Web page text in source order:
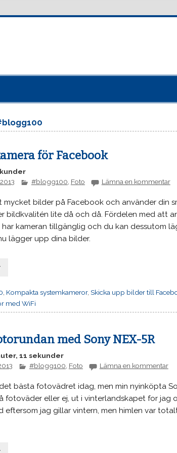
för Facebook
#blogg100, Foto Lämna en kommentar
mycket bilder på Facebook och använder din
bildkvalitén lite då och då. Fördelen med att
kameran tillgänglig och du kan dessutom
lägger upp dina bilder.
, Kompakta systemkameror,Skicka upp bilder till
med WiFi
med Sony NEX-5R
11 sekunder
#blogg100, Foto Lämna en kommentar
bästa fotovädret idag, men min nyinköpta
fotoväder eller ej, ut i vinterlandskapet for
eftersom jag gillar vintern, men himlen var